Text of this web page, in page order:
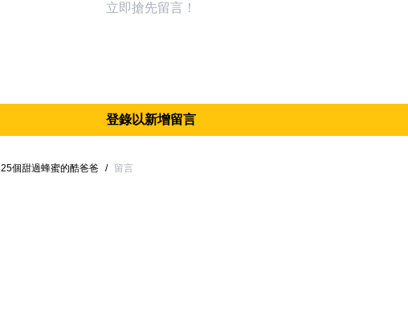
立即搶先留言！
登錄以新增留言
25個甜過蜂蜜的酷爸爸 / 留言